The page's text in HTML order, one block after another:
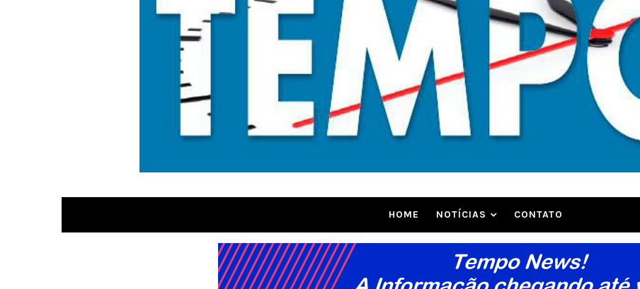
HOME NOTÍCIAS CONTATO